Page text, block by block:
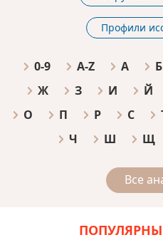
Профили
0-9 A-Z А Б
Ж
З И Й
О
П Р С
Ч
Ш Щ
Все